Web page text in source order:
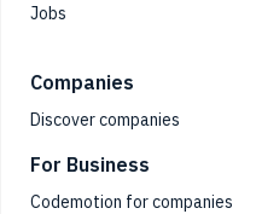
Jobs
Companies
Discover companies
For Business
Codemotion for companies